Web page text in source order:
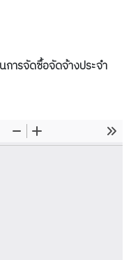
การจัดซื้อจัดจ้างประจำ